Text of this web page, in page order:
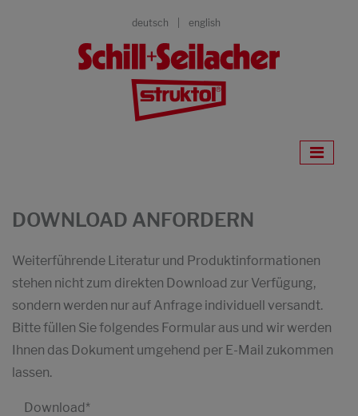
deutsch english
DOWNLOAD ANFORDERN
Weiterführende Literatur und Produktinformationen
stehen nicht zum direkten Download zur Verfügung,
sondern werden nur auf Anfrage individuell versandt.
Bitte füllen Sie folgendes Formular aus und wir werden
Ihnen das Dokument umgehend per E-Mail zukommen
lassen.
Download*